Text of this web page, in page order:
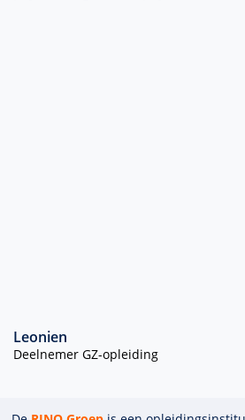
Leonien
Deelnemer GZ-opleiding